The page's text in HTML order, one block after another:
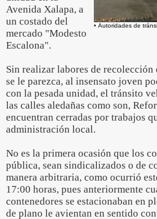
• Autoridades de
Avenida Xalapa, a
un costado del
mercado "Modesto
Escalona".
Sin realizar labores de recolección
se le parezca, al insensato joven
con la pesada unidad, el tránsito
las calles aledañas como son,
encuentran cerradas por trabajos
administración local.
No es la primera ocasión que los
pública, sean sindicalizados o de
manera arbitraria, como ocurrió
17:00 horas, pues anteriormente
contenedores se estacionaban en
de plano le avientan en sentido